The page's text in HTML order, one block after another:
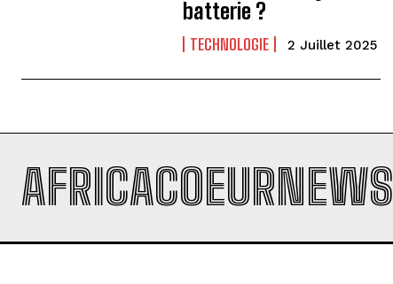
batterie ?
TECHNOLOGIE 2 Juillet 2025
AFRICACOEURNEWS